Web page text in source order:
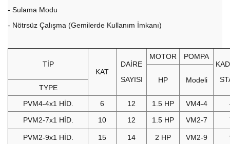
- Sulama Modu
- Nötrsüz Çalışma (Gemilerde Kullanım İmkanı)
TİP
KAT
DAİRE
SAYISI
MOTOR
POMPA
HP
Modeli
TYPE
PVM4-4x1 HİD.
6 12 1.5 HP VM4-4
PVM2-7x1 HİD.
10 12 1.5 HP VM2-7
PVM2-9x1 HİD. 15 14 2 HP VM2-9